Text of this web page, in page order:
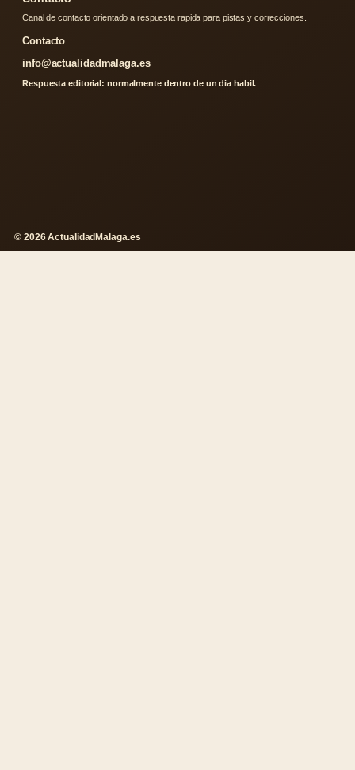
Canal de contacto orientado a respuesta rapida para pistas y correcciones.
Contacto
info@actualidadmalaga.es
Respuesta editorial: normalmente dentro de un dia habil.
© 2026 ActualidadMalaga.es